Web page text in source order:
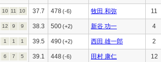
10 11 10 37.7 478(-6) 牧田 和弥 11
12 9 9 38.3 500(+2) 新谷 功一 4
1 1 1 39.5 490(+2) 西田 雄一郎 2
6 7 5 39.1 448 (-6) 田村 康仁 12